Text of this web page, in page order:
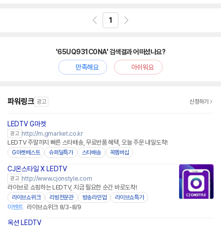
1
'65UQ931C0NA' 검색결과 어떠셨나요?
만족해요
아쉬워요
파워링크 광고 신청하기
LEDTV G마켓
광고 http://m.gmarket.co.kr
LEDTV 주말까지 빠른 스타배송, 무료반품 혜택, 오늘 주문 내일도착!
G마켓베스트 슈퍼딜특가 스타배송 꼭멤버십
CJ온스타일 X LEDTV
광고 http://www.cjonstyle.com
라이브로 쇼핑하는 LEDTV, 지금 필요한 순간 바로도착!
라이브쇼위크 리빙전문관 방송라인업 라이브쇼특가
이벤트 라이브쇼위크 8/3-8/9
옥션 LEDTV